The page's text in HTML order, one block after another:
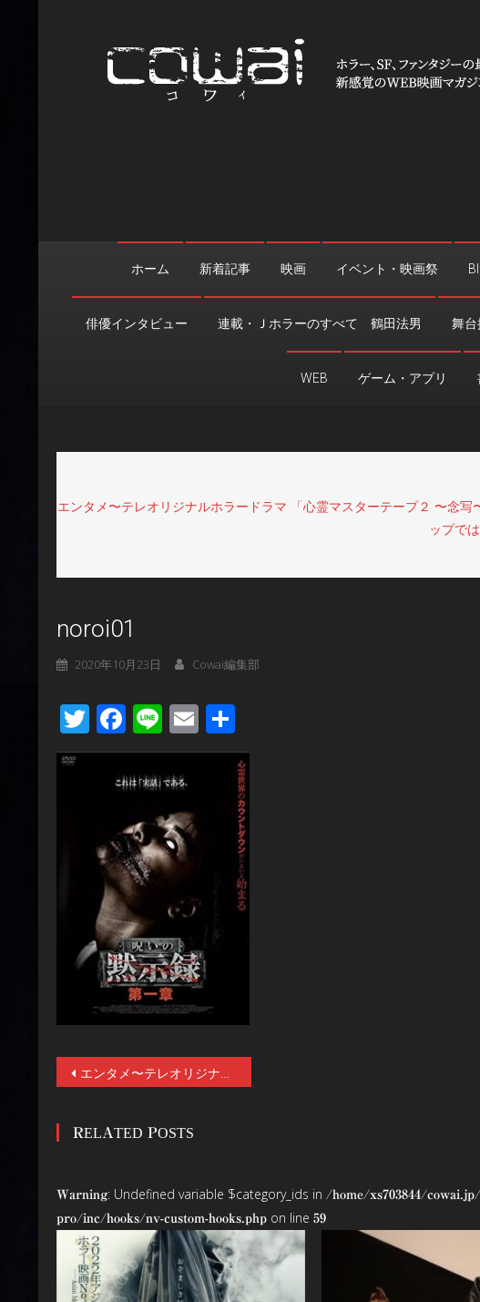
ホーム 新着記事 映画 イベント・映画祭
俳優インタビュー 連載・Ｊホラーのすべて 鶴田法男 舞台
WEB ゲーム・アプリ
エンタメ〜テレオリジナルホラードラマ 「⼼霊マスターテープ２ 〜念
ップで
noroi01
2020年10月23日 Cowai編集部
Twitter
Facebook
LineEmail
有
投
ナ
ゲ
ー
シ
エンタメ〜テレオリジナルホラードラマ 「⼼霊マスターテープ２ 〜念写〜」 初参戦の川居尚美と、続投の杉本笑美、涼本奈緒の３ショット写真が解禁！さらに「エンタメ〜テレ」12月ラインナップでは「コワすぎ！」「呪いの黙示録」がテレビ初放送！
RELATED POSTS
Warning: Undefined variable $category_ids in /home/xs703844/
pro/inc/hooks/nv-custom-hooks.php on line 59